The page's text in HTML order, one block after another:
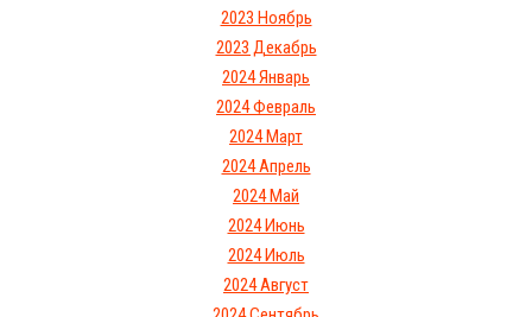
2023 Ноябрь
2023 Декабрь
2024 Январь
2024 Февраль
2024 Март
2024 Апрель
2024 Май
2024 Июнь
2024 Июль
2024 Август